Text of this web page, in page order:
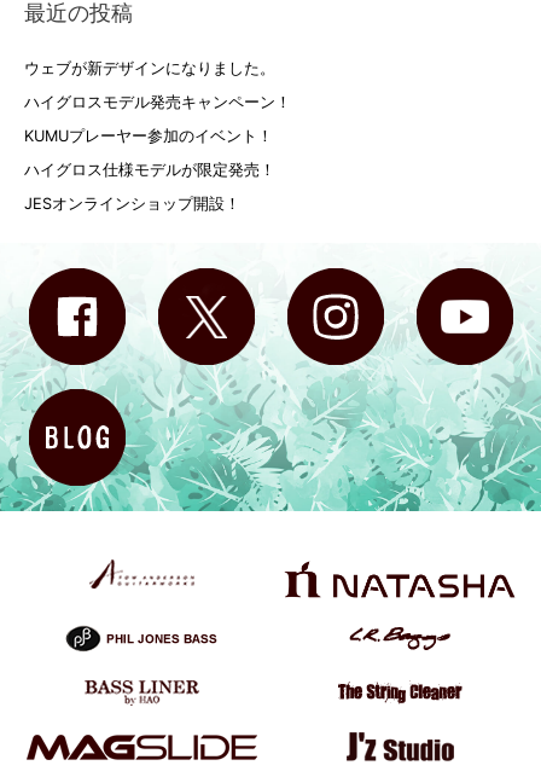
最近の投稿
ウェブが新デザインになりました。
ハイグロスモデル発売キャンペーン！
KUMUプレーヤー参加のイベント！
ハイグロス仕様モデルが限定発売！
JESオンラインショップ開設！